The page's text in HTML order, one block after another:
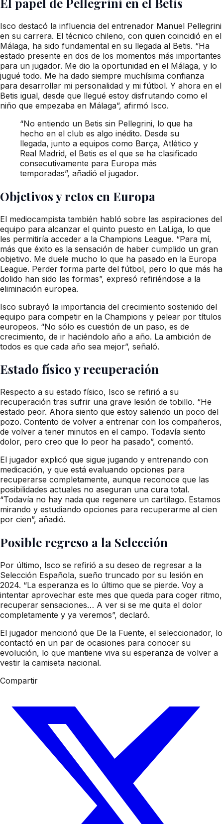
Isco destacó la influencia del entrenador Manuel Pellegrini
en su carrera. El técnico chileno, con quien coincidió en el
Málaga, ha sido fundamental en su llegada al Betis. “Ha
estado presente en dos de los momentos más importantes
para un jugador. Me dio la oportunidad en el Málaga, y lo
jugué todo. Me ha dado siempre muchísima confianza
para desarrollar mi personalidad y mi fútbol. Y ahora en el
Betis igual, desde que llegué estoy disfrutando como el
niño que empezaba en Málaga”, afirmó Isco.
“No entiendo un Betis sin Pellegrini, lo que ha
hecho en el club es algo inédito. Desde su
llegada, junto a equipos como Barça, Atlético y
Real Madrid, el Betis es el que se ha clasificado
consecutivamente para Europa más
temporadas”, añadió el jugador.
Objetivos y retos en Europa
El mediocampista también habló sobre las aspiraciones del
equipo para alcanzar el quinto puesto en LaLiga, lo que
les permitiría acceder a la Champions League. “Para mí,
más que éxito es la sensación de haber cumplido un gran
objetivo. Me duele mucho lo que ha pasado en la Europa
League. Perder forma parte del fútbol, pero lo que más ha
dolido han sido las formas”, expresó refiriéndose a la
eliminación europea.
Isco subrayó la importancia del crecimiento sostenido del
equipo para competir en la Champions y pelear por títulos
europeos. “No sólo es cuestión de un paso, es de
crecimiento, de ir haciéndolo año a año. La ambición de
todos es que cada año sea mejor”, señaló.
Estado físico y recuperación
Respecto a su estado físico, Isco se refirió a su
recuperación tras sufrir una grave lesión de tobillo. “He
estado peor. Ahora siento que estoy saliendo un poco del
pozo. Contento de volver a entrenar con los compañeros,
de volver a tener minutos en el campo. Todavía siento
dolor, pero creo que lo peor ha pasado”, comentó.
El jugador explicó que sigue jugando y entrenando con
medicación, y que está evaluando opciones para
recuperarse completamente, aunque reconoce que las
posibilidades actuales no aseguran una cura total.
“Todavía no hay nada que regenere un cartílago. Estamos
mirando y estudiando opciones para recuperarme al cien
por cien”, añadió.
Posible regreso a la Selección
Por último, Isco se refirió a su deseo de regresar a la
Selección Española, sueño truncado por su lesión en
2024. “La esperanza es lo último que se pierde. Voy a
intentar aprovechar este mes que queda para coger ritmo,
recuperar sensaciones… A ver si se me quita el dolor
completamente y ya veremos”, declaró.
El jugador mencionó que De la Fuente, el seleccionador, lo
contactó en un par de ocasiones para conocer su
evolución, lo que mantiene viva su esperanza de volver a
vestir la camiseta nacional.
Compartir